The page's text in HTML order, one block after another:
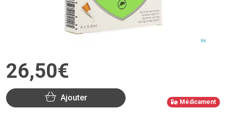
26,50€
Ajouter Médicament